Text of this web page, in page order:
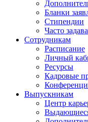
Бланки
Стипендии
Часто
Сотрудникам
Расписание
Личный
Ресурсы
Кадровые
Выпускникам
Центр